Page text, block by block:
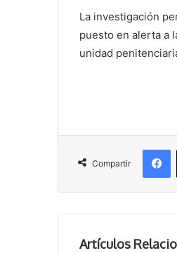
La investigación
puesto en alerta a
unidad
Compartir
Artículos